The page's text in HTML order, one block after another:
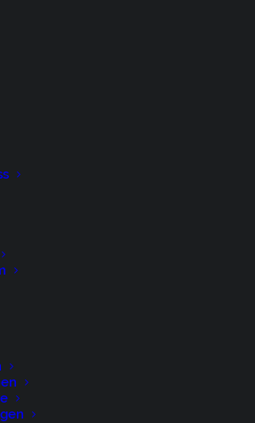
Appenzell Ausserrohden,
Appenzeller Hinterland,
Fall, Herbst, Nebel,
Schweiz, Schwägalp, Suisse,
Urnäsch, Wetter, alps